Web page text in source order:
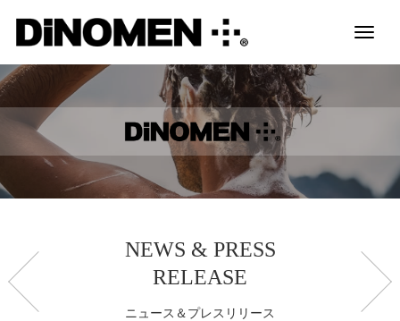
Toggle
NEWS & PRESS
RELEASE
ニュース＆プレスリリース